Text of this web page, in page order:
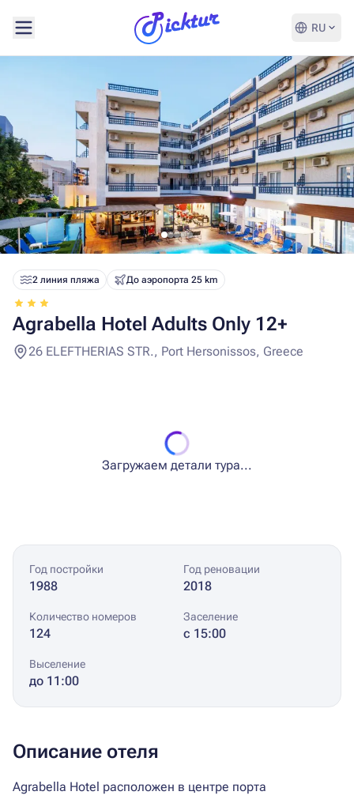
RU
2 линия пляжа До аэропорта 25 km
Agrabella Hotel Adults Only 12+
26 ELEFTHERIAS STR., Port Hersonissos, Greece
Загружаем детали тура...
Год постройки
1988
Год реновации
2018
Количество номеров
124
Заселение
с 15:00
Выселение
до 11:00
Описание отеля
Agrabella Hotel расположен в центре порта